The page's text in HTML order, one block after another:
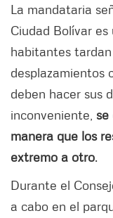
La mandataria
Ciudad Bolívar
habitantes
desplazamientos
deben hacer sus
inconveniente, se
manera que los
extremo a otro.
Durante el
a cabo en el